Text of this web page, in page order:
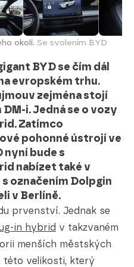
okolí. Se svolením BYD
BYD se čím dál
evropském trhu.
zejména stojí
i. Jedná se o vozy
Zatímco
pohonné ústrojí ve
nyní bude s
nabízet také v
označením Dolpgin
v Berlíně.
prvenství. Jednak se
in hybrid v takzvaném
menších městských
této velikosti, který